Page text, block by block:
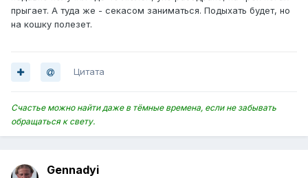
прыгает. А туда же - секасом заниматься. Подыхать будет, но
на кошку полезет.
Цитата
Счастье можно найти даже в тёмные времена, если не забывать
обращаться к свету.
Gennadyi